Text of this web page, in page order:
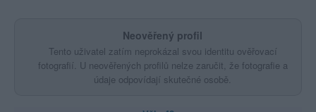
Neověřený profil
Tento uživatel zatím neprokázal svou identitu ověřovací
fotografií. U neověřených profilů nelze zaručit, že fotografie a
údaje odpovídají skutečné osobě.